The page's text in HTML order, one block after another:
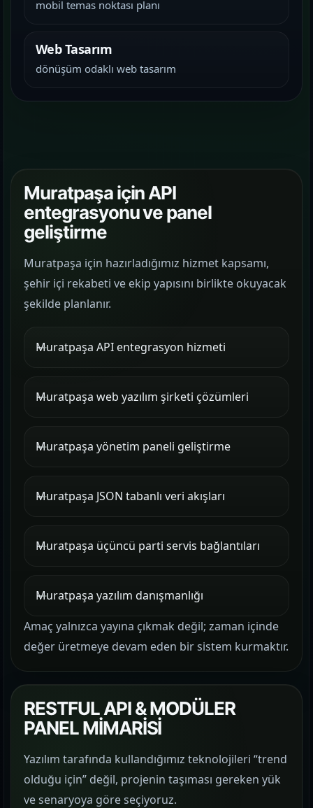
mobil temas noktası planı
Web Tasarım
dönüşüm odaklı web tasarım
Muratpaşa için API
entegrasyonu ve panel
geliştirme
Muratpaşa için hazırladığımız hizmet kapsamı,
şehir içi rekabeti ve ekip yapısını birlikte okuyacak
şekilde planlanır.
Muratpaşa API entegrasyon hizmeti
Muratpaşa web yazılım şirketi çözümleri
Muratpaşa yönetim paneli geliştirme
Muratpaşa JSON tabanlı veri akışları
Muratpaşa üçüncü parti servis bağlantıları
Muratpaşa yazılım danışmanlığı
Amaç yalnızca yayına çıkmak değil; zaman içinde
değer üretmeye devam eden bir sistem kurmaktır.
RESTFUL API & MODÜLER
PANEL MİMARİSİ
Yazılım tarafında kullandığımız teknolojileri “trend
olduğu için” değil, projenin taşıması gereken yük
ve senaryoya göre seçiyoruz.